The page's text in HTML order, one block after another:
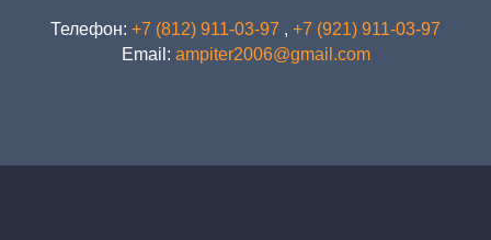
Телефон: +7 (812) 911-03-97 , +7 (921) 911-03-97
Email: ampiter2006@gmail.com